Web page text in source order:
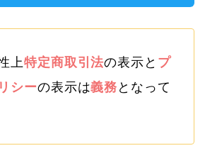
上特定商取引法の表示と プ
シーの表示は義務 となって